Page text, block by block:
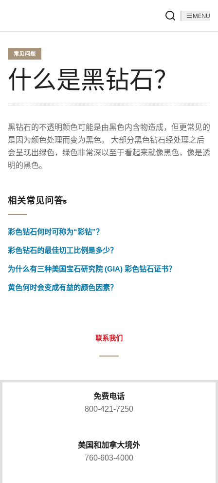
MENU
常见问题
什么是黑钻石？
黑钻石的不透明颜色可能是由黑色内含物造成，但更常见的
是因为颜色处理而变为黑色。 大部分黑色钻石经处理之后
会呈现出绿色，绿色非常深以至于看起来就像黑色，像是透
明的黑色。
相关常见问答s
彩色钻石何时可称为“彩钻”？
彩色钻石的最佳切工比例是多少？
为什么有三种美国宝石研究院 (GIA) 彩色钻石证书？
黄色何时会变成有益的颜色因素？
联系我们
免费电话
800-421-7250
美国和加拿大境外
760-603-4000